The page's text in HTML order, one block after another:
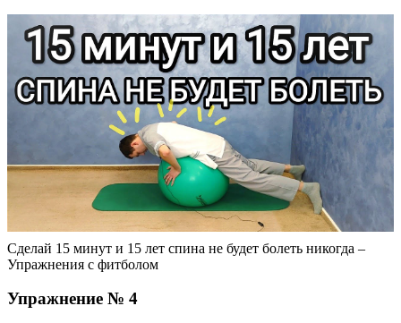
Сделай 15 минут и 15 лет спина не будет болеть никогда –
Упражнения с фитболом
Упражнение № 4